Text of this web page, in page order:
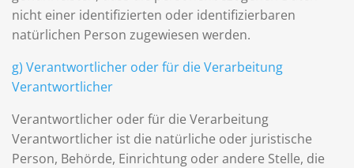
nicht einer identifizierten oder identifizierbaren
natürlichen Person zugewiesen werden.
g) Verantwortlicher oder für die Verarbeitung
Verantwortlicher
Verantwortlicher oder für die Verarbeitung
Verantwortlicher ist die natürliche oder juristische
Person, Behörde, Einrichtung oder andere Stelle, die